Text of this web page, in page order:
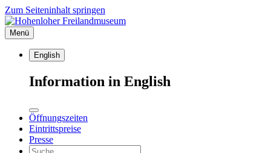
Zum Seiteninhalt springen
Menü
English
Information in English
Öffnungszeiten
Eintrittspreise
Presse